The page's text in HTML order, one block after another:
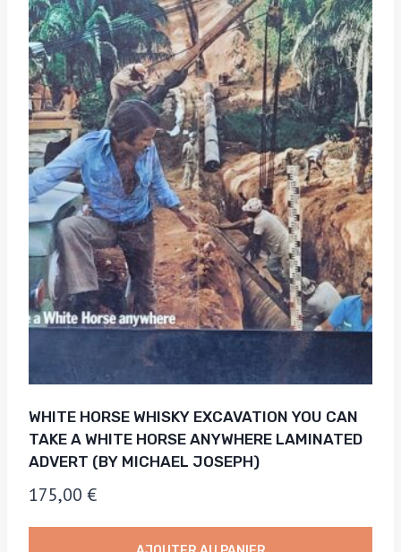
WHITE HORSE WHISKY EXCAVATION YOU CAN
TAKE A WHITE HORSE ANYWHERE LAMINATED
ADVERT (BY MICHAEL JOSEPH)
175,00 €